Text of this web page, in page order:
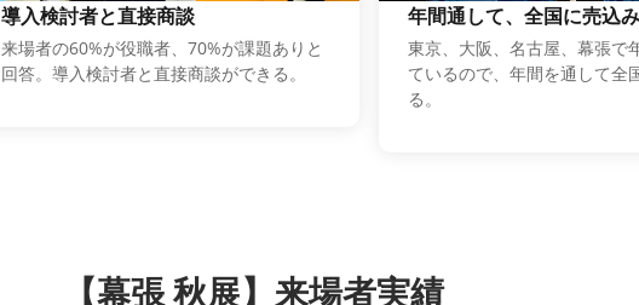
導入検討者と直接商談
来場者の60%が役職者、70%が課題ありと
回答。導入検討者と直接商談ができる。
年間通して、全国に売込み
東京、大阪、名古屋、幕張で
ているので、年間を通して全
る。
【幕張 秋展】来場者実績